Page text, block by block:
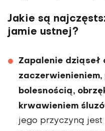
Jakie są
jamie ustnej?
Zapalenie dziąseł
zaczerwienieniem,
bolesnością,
krwawieniem
jego przyczyną jest